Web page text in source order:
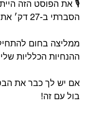
🎙 את הפוסט הזה
הסברתי ב-27 דק׳ את הבסיס של אימוני כוח.⁣
ממליצה בחום
ההנחיות הכלליות
אם יש לך כבר את
בול עם זה!